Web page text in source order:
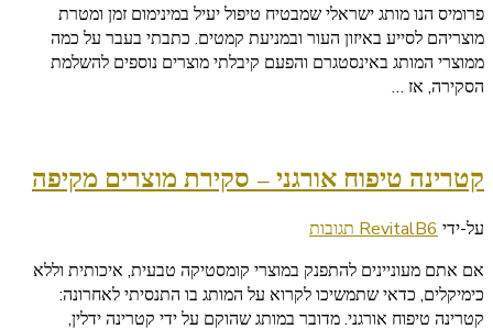
הטיפוח
של
חברת
פרומיס הנו מותג ישראלי שמבטיח טיפול יעיל במינימום זמן ומטרת
מוצריהם לסייע באיזון העור ובמניעת קמטים. כתבתי בעבר על כמה
ממוצרי המותג באינסטגרם והפעם קיבלתי מוצרים נוספים להשלמת
הסקירה, אז …
קטרינה טיפוח אורגני – סקירת מוצרים מקיפה
על-ידי RevitalB6 תגובות
על
טיפוח
אורגני
–
אם אתם מעוניינים להתפנק במוצרי קומסטיקה טבעית, איכותית וללא
כימיקלים, כדאי שתמשיכו לקרוא על המותג בו התנסיתי לאחרונה:
קטרינה טיפוח אורגני. מדובר במותג שהוקם על ידי קטרינה ידלין,